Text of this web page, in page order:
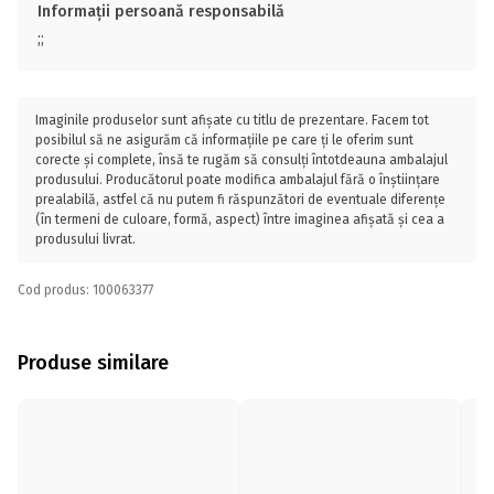
Informații persoană responsabilă
;;
Imaginile produselor sunt afișate cu titlu de prezentare. Facem tot
posibilul să ne asigurăm că informațiile pe care ți le oferim sunt
corecte și complete, însă te rugăm să consulți întotdeauna ambalajul
produsului. Producătorul poate modifica ambalajul fără o înștiințare
prealabilă, astfel că nu putem fi răspunzători de eventuale diferențe
(în termeni de culoare, formă, aspect) între imaginea afișată și cea a
produsului livrat.
Cod produs: 100063377
Produse similare